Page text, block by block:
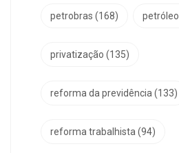
petrobras (168) petróleo
privatização (135)
reforma da previdência (133)
reforma trabalhista (94)